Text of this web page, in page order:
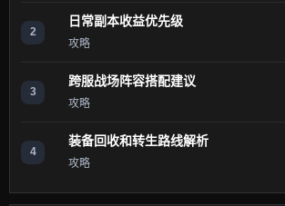
2
日常副本收益优先级
攻略
3
跨服战场阵容搭配建议
攻略
4
装备回收和转生路线解析
攻略